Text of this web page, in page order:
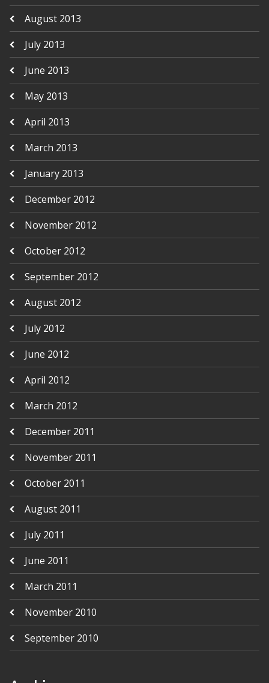
August 2013
July 2013
June 2013
May 2013
April 2013
March 2013
January 2013
December 2012
November 2012
October 2012
September 2012
August 2012
July 2012
June 2012
April 2012
March 2012
December 2011
November 2011
October 2011
August 2011
July 2011
June 2011
March 2011
November 2010
September 2010